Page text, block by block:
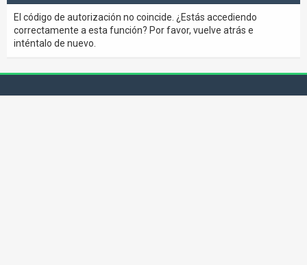
El código de autorización no coincide. ¿Estás accediendo
correctamente a esta función? Por favor, vuelve atrás e
inténtalo de nuevo.